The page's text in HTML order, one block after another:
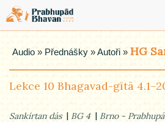
Audio » Přednášky »Autoři » HG
Lekce 10 Bhagavad-gītā
Sankírtan dás BG 4 Brno -